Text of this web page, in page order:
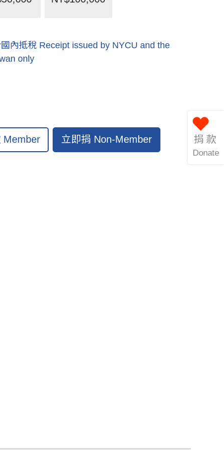
內抵稅 Receipt issued by NYCU and the
only
Member 立即捐 Non-Member 捐款
Donate